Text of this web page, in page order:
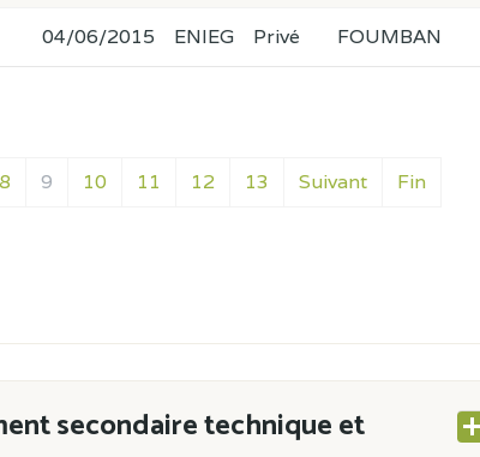
8 9 10 11 12 13 Suivant Fin
04/06/2015 ENIEG Privé FOUMBAN
secondaire technique et